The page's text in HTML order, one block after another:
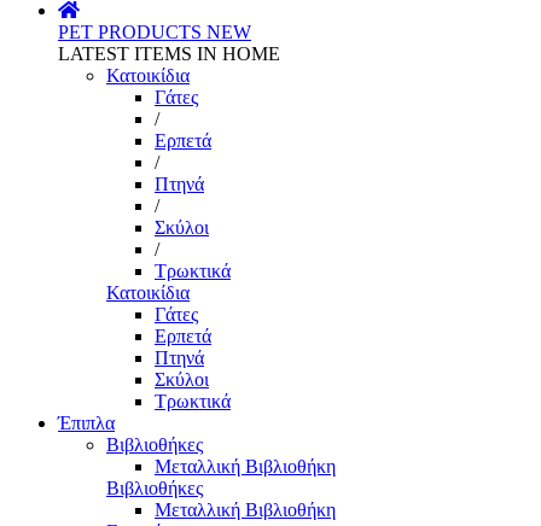
PET PRODUCTS NEW
LATEST ITEMS IN HOME
Κατοικίδια
Γάτες
/
Ερπετά
/
Πτηνά
/
Σκύλοι
/
Τρωκτικά
Κατοικίδια
Γάτες
Ερπετά
Πτηνά
Σκύλοι
Τρωκτικά
Έπιπλα
Βιβλιοθήκες
Μεταλλική Βιβλιοθήκη
Βιβλιοθήκες
Μεταλλική Βιβλιοθήκη